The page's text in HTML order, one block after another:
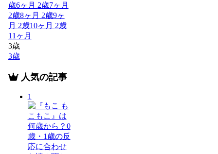
歳6ヶ月 2歳7ヶ月
2歳8ヶ月 2歳9ヶ
月 2歳10ヶ月 2歳
11ヶ月
3歳
3歳
人気の記事
1